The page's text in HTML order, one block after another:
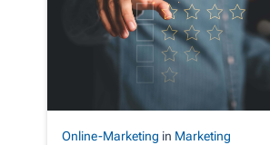
Online-Marketing in Marketing